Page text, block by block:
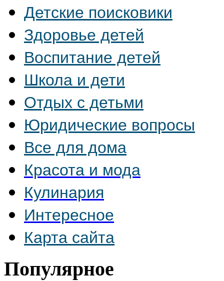
Детские поисковики
Здоровье детей
Воспитание детей
Школа и дети
Отдых с детьми
Юридические вопросы
Все для дома
Красота и мода
Кулинария
Интересное
Карта сайта
Популярное